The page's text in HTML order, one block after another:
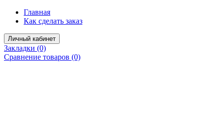
Главная
Как сделать заказ
Личный кабинет
Закладки (0)
Сравнение товаров (0)